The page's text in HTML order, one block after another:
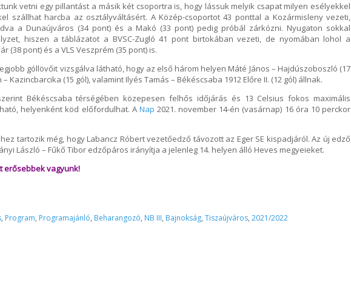
vetni egy pillantást a másik két csoportra is, hogy lássuk melyik csapat milyen esélyekkel
szállhat harcba az osztályváltásért. A Közép-csoportot 43 ponttal a Kozármisleny vezeti,
a Dunaújváros (34 pont) és a Makó (33 pont) pedig próbál zárkózni. Nyugaton sokkal
hiszen a táblázatot a BVSC-Zugló 41 pont birtokában vezeti, de nyomában lohol a
(38 pont) és a VLS Veszprém (35 pont) is.
góllövőit vizsgálva látható, hogy az első három helyen Máté János – Hajdúszoboszló (17
– Kazincbarcika (15 gól), valamint Ilyés Tamás – Békéscsaba 1912 Előre II. (12 gól) állnak.
Békéscsaba térségében közepesen felhős időjárás és 13 Celsius fokos maximális
helyenként köd előfordulhat. A Nap 2021. november 14-én (vasárnap) 16 óra 10 perckor
tartozik még, hogy Labancz Róbert vezetőedző távozott az Eger SE kispadjáról. Az új edző
László – Fűkő Tibor edzőpáros irányítja a jelenleg 14. helyen álló Heves megyeieket.
erősebbek vagyunk!
, Program, Programajánló, Beharangozó, NB III, Bajnokság, Tiszaújváros, 2021/2022